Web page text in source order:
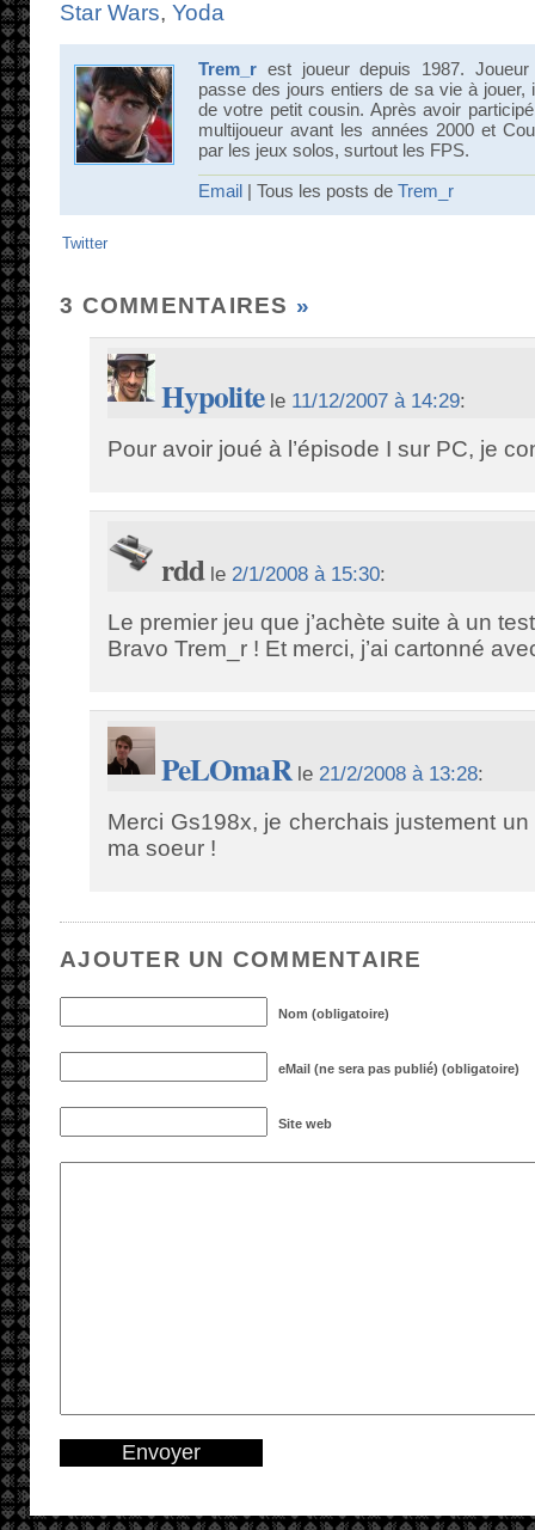
Star Wars, Yoda
Trem_r est joueur depuis 1987.
passe des jours entiers de sa vie à jouer,
de votre petit cousin. Après avoir
multijoueur avant les années 2000 et
par les jeux solos, surtout les FPS.
Email | Tous les posts de Trem_r
Twitter
3 COMMENTAIRES »
Hypolitele 11/12/2007 à 14:29:
Pour avoir joué à l’épisode I sur PC, je
rddle2/1/2008 à 15:30:
Le premier jeu que j’achète suite à un
Bravo Trem_r ! Et merci, j’ai cartonné
PeLOmaRle 21/2/2008 à 13:28:
Merci Gs198x, je cherchais justement
ma soeur !
AJOUTER UN COMMENTAIRE
Nom (obligatoire)
eMail (ne sera pas publié) (obligatoire)
Site web